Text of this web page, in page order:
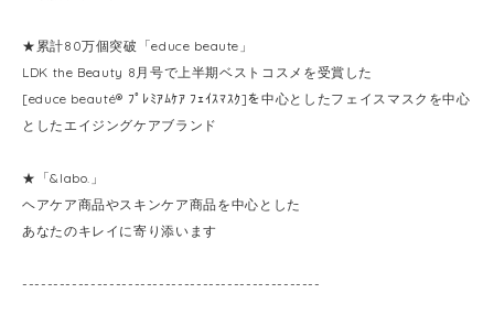
★累計80万個突破「educe beaute」
LDK the Beauty 8月号で上半期ベストコスメを受賞した
[educe beauté® ﾌﾟﾚﾐｱﾑｹｱ ﾌｪｲｽﾏｽｸ]を中心としたフェイスマスクを中心
としたエイジングケアブランド
★「&labo.」
ヘアケア商品やスキンケア商品を中心とした
あなたのキレイに寄り添います
------------------------------------------------